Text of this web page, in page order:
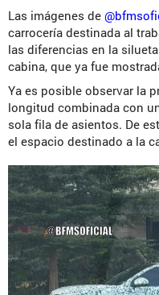
Las imágenes de
carrocería destinada al
las diferencias en la
cabina, que ya fue
Ya es posible observar la
longitud combinada con
sola fila de asientos. De
el espacio destinado a la